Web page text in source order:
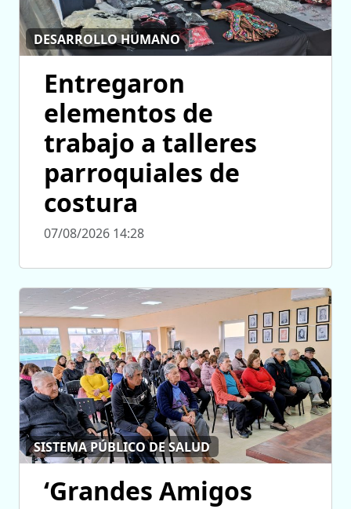
DESARROLLO HUMANO
Entregaron
elementos de
trabajo a talleres
parroquiales de
costura
07/08/2026 14:28
SISTEMA PÚBLICO DE SALUD
‘Grandes Amigos